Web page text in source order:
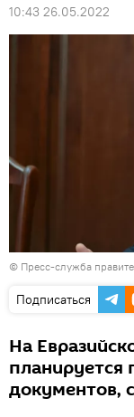
10:43 26.05.2022
© Пресс-служба
Подписаться
На
документов,